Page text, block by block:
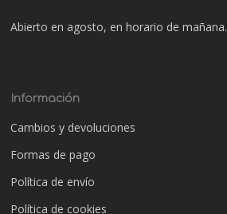
Abierto en agosto, en horario de mañana.
Información
Cambios y devoluciones
Formas de pago
Política de envío
Política de cookies